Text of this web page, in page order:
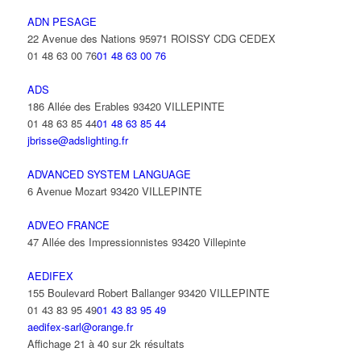
ADN PESAGE
22 Avenue des Nations 95971 ROISSY CDG CEDEX
01 48 63 00 7601 48 63 00 76
ADS
186 Allée des Erables 93420 VILLEPINTE
01 48 63 85 4401 48 63 85 44
jbrisse@adslighting.fr
ADVANCED SYSTEM LANGUAGE
6 Avenue Mozart 93420 VILLEPINTE
ADVEO FRANCE
47 Allée des Impressionnistes 93420 Villepinte
AEDIFEX
155 Boulevard Robert Ballanger 93420 VILLEPINTE
01 43 83 95 4901 43 83 95 49
aedifex-sarl@orange.fr
Affichage 21 à 40 sur 2k résultats